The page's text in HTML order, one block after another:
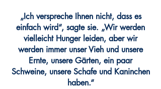
„Ich verspreche Ihnen nicht, dass es
einfach wird“, sagte sie. „Wir werden
vielleicht Hunger leiden, aber wir
werden immer unser Vieh und unsere
Ernte, unsere Gärten, ein paar
Schweine, unsere Schafe und Kaninchen
haben.“